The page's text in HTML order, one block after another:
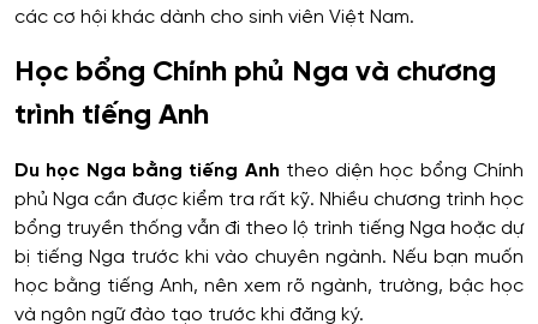
các cơ hội khác dành cho sinh viên Việt Nam.
Học bổng Chính phủ Nga và chương
trình tiếng Anh
Du học Nga bằng tiếng Anh theo diện học bổng Chính
phủ Nga cần được kiểm tra rất kỹ. Nhiều chương trình học
bổng truyền thống vẫn đi theo lộ trình tiếng Nga hoặc dự
bị tiếng Nga trước khi vào chuyên ngành. Nếu bạn muốn
học bằng tiếng Anh, nên xem rõ ngành, trường, bậc học
và ngôn ngữ đào tạo trước khi đăng ký.